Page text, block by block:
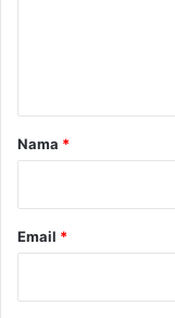
rNama *
Email *